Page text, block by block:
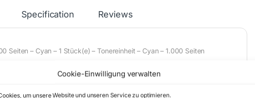
Cookie-Einwilligung verwalten
um unsere Website und unseren Service zu optimieren.
Specification Reviews
Seiten – Cyan – 1 Stück(e) – Tonereinheit – Cyan – 1.000 Seiten
GmbH & Co. KG keine Haftung ( 202607310800 )